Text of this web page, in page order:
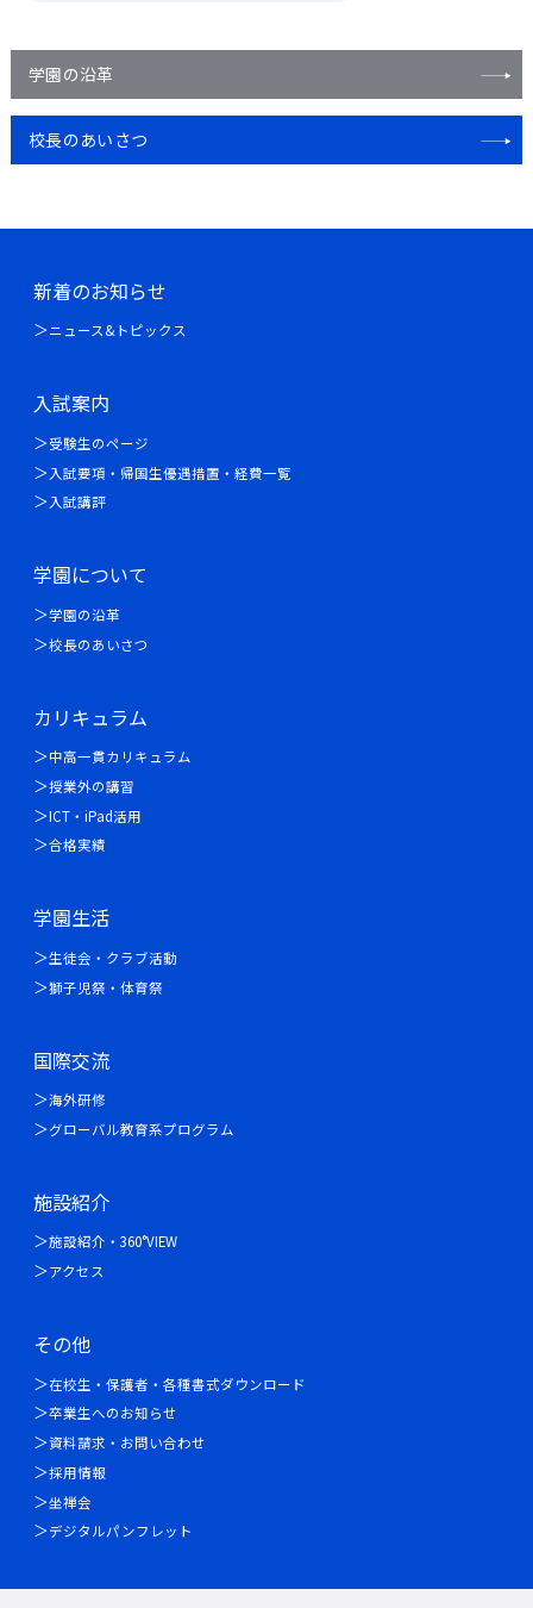
学園の沿革
校長のあいさつ
新着のお知らせ
ニュース&トピックス
入試案内
受験生のページ
入試要項・帰国生優遇措置・経費一覧
入試講評
学園について
学園の沿革
校長のあいさつ
カリキュラム
中高一貫カリキュラム
授業外の講習
ICT・iPad活用
合格実績
学園生活
生徒会・クラブ活動
獅子児祭・体育祭
国際交流
海外研修
グローバル教育系プログラム
施設紹介
施設紹介・360°VIEW
アクセス
その他
在校生・保護者・各種書式ダウンロード
卒業生へのお知らせ
資料請求・お問い合わせ
採用情報
坐禅会
デジタルパンフレット